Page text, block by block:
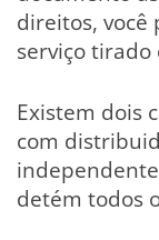
direitos, você
serviço tirado
Existem dois
com
detém todos